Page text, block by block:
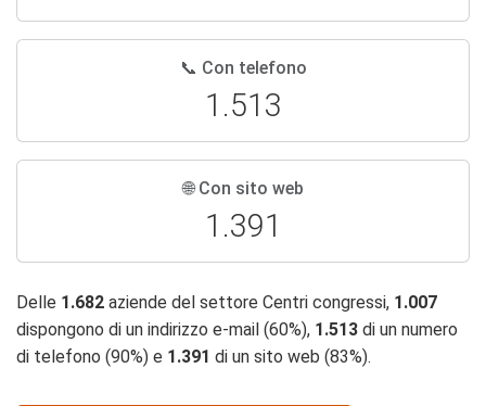
📞 Con telefono
1.513
🌐 Con sito web
1.391
Delle 1.682 aziende del settore Centri congressi, 1.007
dispongono di un indirizzo e-mail (60%), 1.513 di un numero
di telefono (90%) e 1.391 di un sito web (83%).